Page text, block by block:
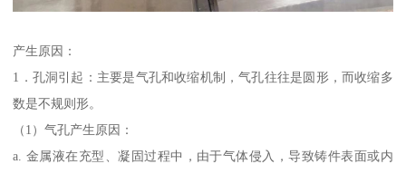
产生原因：
1．孔洞引起：主要是气孔和收缩机制，气孔往往是圆形，而收缩多
数是不规则形。
（1）气孔产生原因：
a. 金属液在充型、凝固过程中，由于气体侵入，导致铸件表面或内